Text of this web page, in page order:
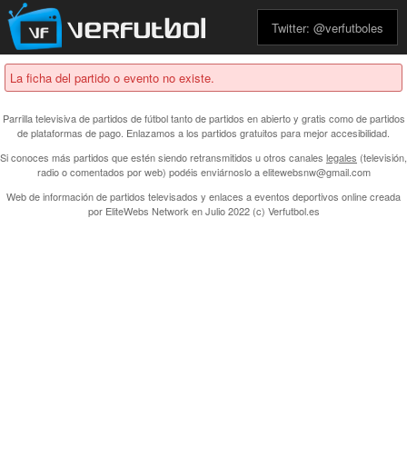
Twitter: @verfutboles
La ficha del partido o evento no existe.
Parrilla televisiva de partidos de fútbol tanto de partidos en abierto y gratis como de partidos
de plataformas de pago. Enlazamos a los partidos gratuitos para mejor accesibilidad.
Si conoces más partidos que estén siendo retransmitidos u otros canales legales (televisión,
radio o comentados por web) podéis enviárnoslo a elitewebsnw@gmail.com
Web de información de partidos televisados y enlaces a eventos deportivos online creada
por EliteWebs Network en Julio 2022 (c) Verfutbol.es